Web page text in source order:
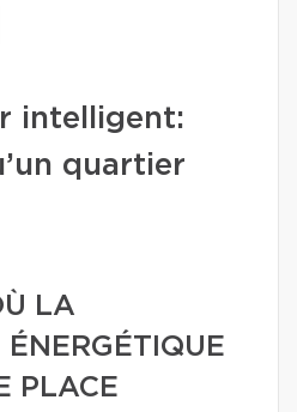
intelligent:
quartier
LA
PLACE